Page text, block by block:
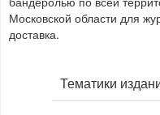
Московской области для
доставка.
Тематики